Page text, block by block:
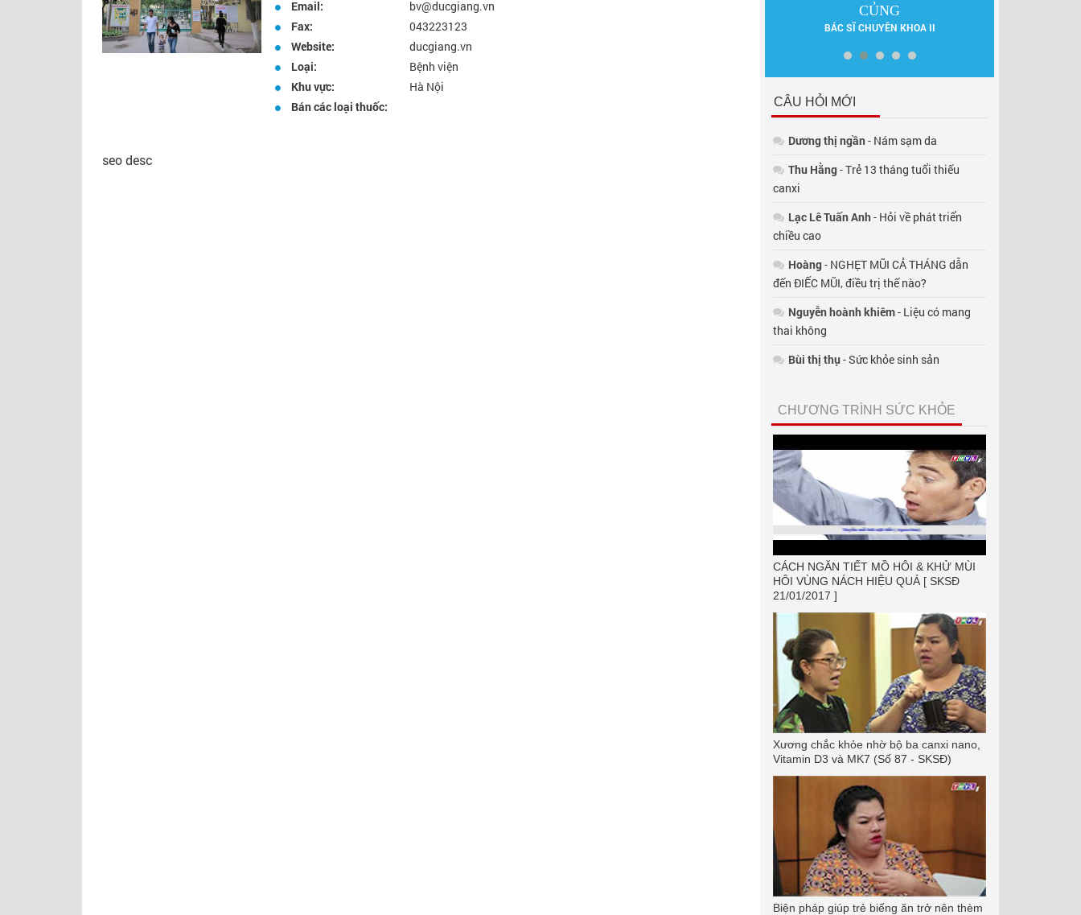
Email:
bv@ducgiang.vn
Fax:
043223123
Website:
ducgiang.vn
Loại:
Bệnh viện
Khu vực:
Hà Nội
Bán các loại thuốc:
seo desc
NGUYÊN GĐ TT DINH DƯỠNG VIỆN
CỦNG
BÁC SĨ CHUYÊN KHOA II
CÂU HỎI MỚI
Dương thị ngần- Nám sạm da
Thu Hằng- Trẻ 13 tháng tuổi thiếu
canxi
Lạc Lê Tuấn Anh- Hỏi về phát triển
chiều cao
Hoàng- NGHẸT MŨI CẢ THÁNG dẫn
đến ĐIẾC MŨI, điều trị thế nào?
Nguyễn hoành khiêm- Liệu có mang
thai không
Bùi thị thụ- Sức khỏe sinh sản
CHƯƠNG TRÌNH SỨC KHỎE
CÁCH NGĂN TIẾT MỒ HÔI & KHỬ MÙI
HÔI VÙNG NÁCH HIỆU QUẢ [ SKSĐ
21/01/2017 ]
Xương chắc khỏe nhờ bộ ba canxi nano,
Vitamin D3 và MK7 (Số 87 - SKSĐ)
Biện pháp giúp trẻ biếng ăn trở nên thèm